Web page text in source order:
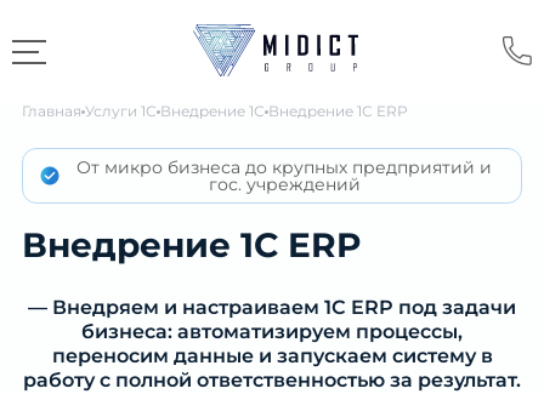
Главная Услуги 1С Внедрение 1С Внедрение 1С ERP
От микро бизнеса до крупных предприятий и
гос. учреждений
Внедрение 1С ERP
— Внедряем и настраиваем 1С ERP под задачи
бизнеса: автоматизируем процессы,
переносим данные и запускаем систему в
работу с полной ответственностью за результат.